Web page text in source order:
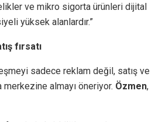
ve mikro sigorta ürünleri dijital
yüksek alanlardır.”
fırsatı
sadece reklam değil, satış ve
merkezine almayı öneriyor. Özmen,